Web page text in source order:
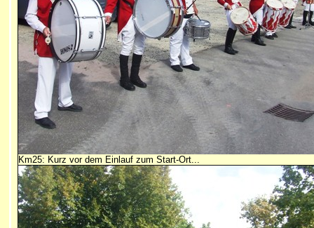
Km25: Kurz vor dem Einlauf zum Start-Ort...